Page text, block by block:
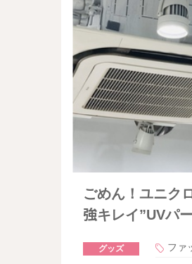
ごめん！ユニク
強キレイ”UVパ
グッズ ファ